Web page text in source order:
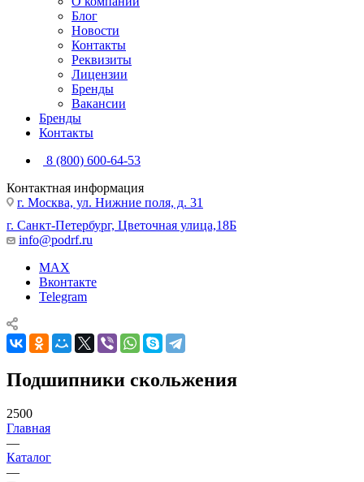
Блог
Новости
Контакты
Реквизиты
Лицензии
Бренды
Вакансии
Бренды
Контакты
8 (800) 600-64-53
Контактная информация
г. Москва, ул. Нижние поля, д. 31
г. Санкт-Петербург, Цветочная улица,18Б
info@podrf.ru
MAX
Вконтакте
Telegram
Подшипники скольжения
2500
Главная
—
Каталог
—